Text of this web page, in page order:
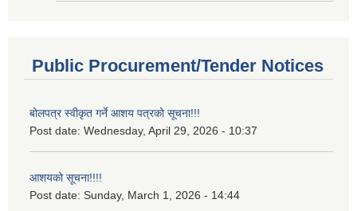
Public Procurement/Tender Notices
बोलपत्र स्वीकृत गर्ने आशय पत्रको सूचना!!!
Post date: Wednesday, April 29, 2026 - 10:37
आशयको सूचना!!!!
Post date: Sunday, March 1, 2026 - 14:44